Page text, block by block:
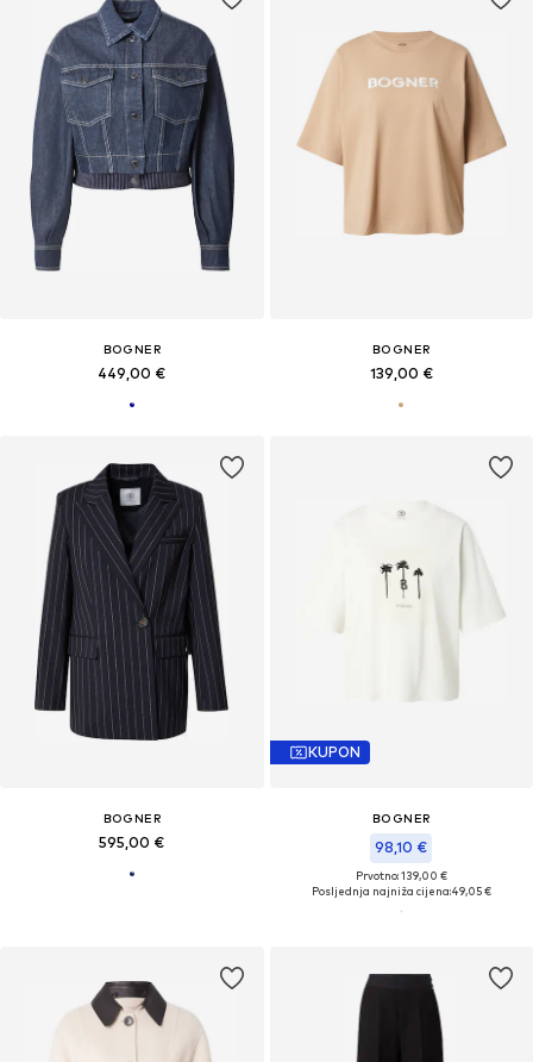
BOGNER
449,00 €
BOGNER
139,00 €
BOGNER
595,00 €
KUPON
BOGNER
98,10 €
Prvotno: 139,00 €
Posljednja najniža cijena:49,05 €